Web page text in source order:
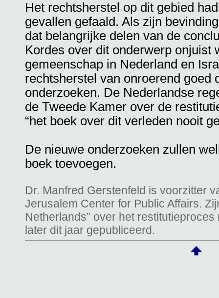
Het rechtsherstel op dit gebied
gevallen gefaald. Als zijn
dat belangrijke delen van de
Kordes over dit onderwerp onjuist
gemeenschap in Nederland en
rechtsherstel van onroerend goed
onderzoeken. De Nederlandse
de Tweede Kamer over de
“het boek over dit verleden nooit
De nieuwe onderzoeken zullen
boek toevoegen.
Dr. Manfred Gerstenfeld is voorzitter
Jerusalem Center for Public Affairs.
Netherlands” over het
later dit jaar gepubliceerd.